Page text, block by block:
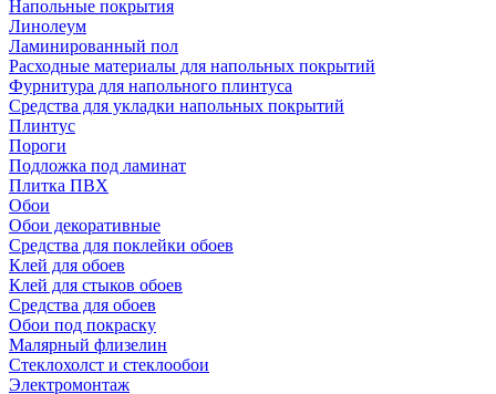
Напольные покрытия
Линолеум
Ламинированный пол
Расходные материалы для напольных покрытий
Фурнитура для напольного плинтуса
Средства для укладки напольных покрытий
Плинтус
Пороги
Подложка под ламинат
Плитка ПВХ
Обои
Обои декоративные
Средства для поклейки обоев
Клей для обоев
Клей для стыков обоев
Средства для обоев
Обои под покраску
Малярный флизелин
Стеклохолст и стеклообои
Электромонтаж